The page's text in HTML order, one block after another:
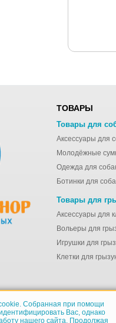
ТОВАРЫ
Товары для
Аксессуары для
Одежда для
Ботинки для
Товары для
Вольеры для
Игрушки для
Клетки для
Собранная при помощи
Вас, однако
нашего сайта. Продолжая